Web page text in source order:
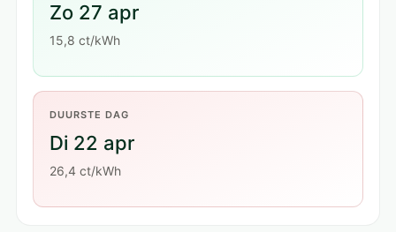
Zo 27 apr
15,8 ct/kWh
DUURSTE DAG
Di 22 apr
26,4 ct/kWh